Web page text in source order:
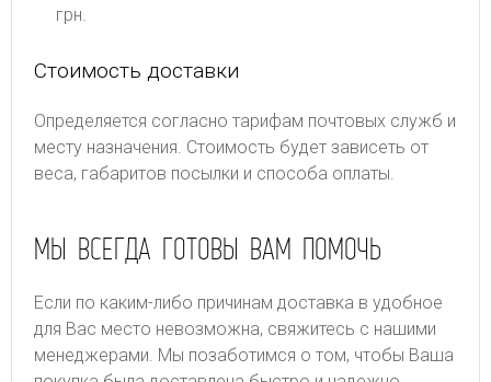
грн.
Стоимость доставки
Определяется согласно тарифам почтовых служб и
месту назначения. Стоимость будет зависеть от
веса, габаритов посылки и способа оплаты.
МЫ ВСЕГДА ГОТОВЫ ВАМ ПОМОЧЬ
Если по каким-либо причинам доставка в удобное
для Вас место невозможна, свяжитесь с нашими
менеджерами. Мы позаботимся о том, чтобы Ваша